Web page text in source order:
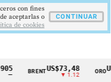
BRENTUS$73,48
▼ 1.12
ORO
con fines
aceptarlas o
de cookies
CONTINUAR